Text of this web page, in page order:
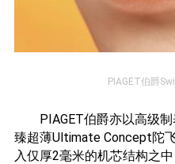
PIAGET伯爵
PIAGET伯爵亦以高级
臻超薄Ultimate Concept陀
入仅厚2毫米的机芯结构之